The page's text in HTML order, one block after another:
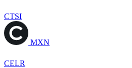
CTSI
MXN
CELR